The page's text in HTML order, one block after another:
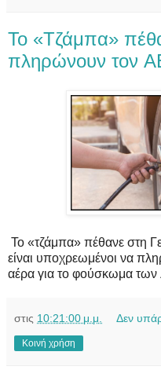
To «Tζάμπα»
πληρώνουν τον
Το «τζάμπα» πέθανε στη
είναι υποχρεωμένοι να
αέρα για το φούσκωμα των
στις 10:21:00 μ.μ. Δεν
Κοινή χρήση